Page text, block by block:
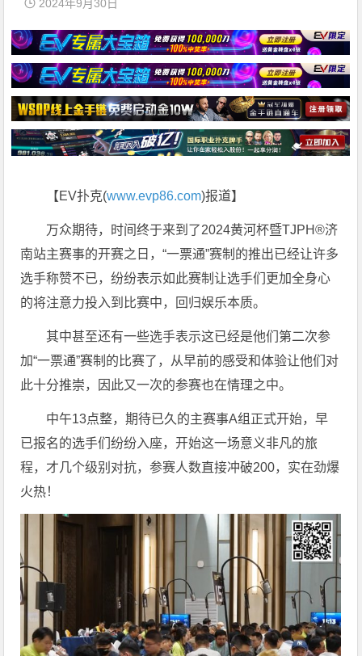
2024年9月30日
【EV扑克(www.evp86.com)报道】
万众期待，时间终于来到了2024黄河杯暨TJPH®济
南站主赛事的开赛之日，“一票通”赛制的推出已经让许多
选手称赞不已，纷纷表示如此赛制让选手们更加全身心
的将注意力投入到比赛中，回归娱乐本质。
其中甚至还有一些选手表示这已经是他们第二次参
加“一票通”赛制的比赛了，从早前的感受和体验让他们对
此十分推崇，因此又一次的参赛也在情理之中。
中午13点整，期待已久的主赛事A组正式开始，早
已报名的选手们纷纷入座，开始这一场意义非凡的旅
程，才几个级别对抗，参赛人数直接冲破200，实在劲爆
火热！